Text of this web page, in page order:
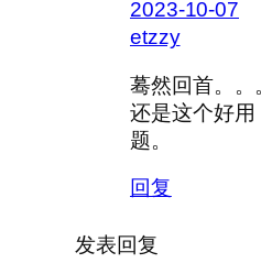
2023-10-07
etzzy
蓦然回首。。
还是这个好用
题。
回复
发表回复